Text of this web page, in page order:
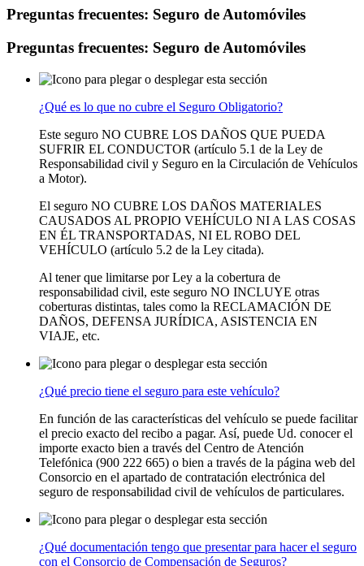
Preguntas frecuentes: Seguro de Automóviles
Preguntas frecuentes: Seguro de Automóviles
¿Qué es lo que no cubre el Seguro Obligatorio?
Este seguro NO CUBRE LOS DAÑOS QUE PUEDA
SUFRIR EL CONDUCTOR (artículo 5.1 de la Ley de
Responsabilidad civil y Seguro en la Circulación de Vehículos
a Motor).
El seguro NO CUBRE LOS DAÑOS MATERIALES
CAUSADOS AL PROPIO VEHÍCULO NI A LAS COSAS
EN ÉL TRANSPORTADAS, NI EL ROBO DEL
VEHÍCULO (artículo 5.2 de la Ley citada).
Al tener que limitarse por Ley a la cobertura de
responsabilidad civil, este seguro NO INCLUYE otras
coberturas distintas, tales como la RECLAMACIÓN DE
DAÑOS, DEFENSA JURÍDICA, ASISTENCIA EN
VIAJE, etc.
¿Qué precio tiene el seguro para este vehículo?
En función de las características del vehículo se puede facilitar
el precio exacto del recibo a pagar. Así, puede Ud. conocer el
importe exacto bien a través del Centro de Atención
Telefónica (900 222 665) o bien a través de la página web del
Consorcio en el apartado de contratación electrónica del
seguro de responsabilidad civil de vehículos de particulares.
¿Qué documentación tengo que presentar para hacer el seguro
con el Consorcio de Compensación de Seguros?